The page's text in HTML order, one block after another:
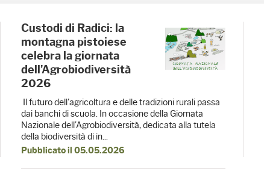
Custodi di Radici: la
montagna pistoiese
celebra la giornata
dell'Agrobiodiversità
2026
Il futuro dell'agricoltura e delle tradizioni rurali passa
dai banchi di scuola. In occasione della Giornata
Nazionale dell’Agrobiodiversità, dedicata alla tutela
della biodiversità di in...
Pubblicato il 05.05.2026